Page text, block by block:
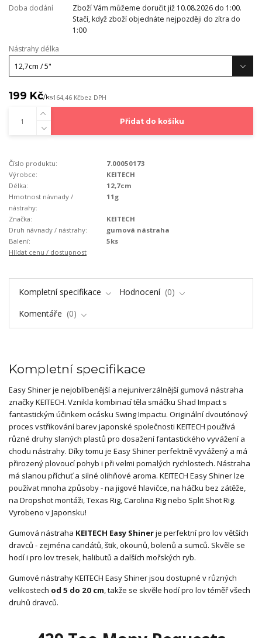
Doba dodání
Zboží Vám můžeme doručit již 10.08.2026 do 1:00.
Stačí, když zboží objednáte nejpozději do zítra do
1:00
Nástrahy délka
199 Kč/ks164,46 Kčbez DPH
Přidat do košíku
Číslo produktu:
7.00050173
Výrobce:
KEITECH
Délka:
12,7cm
Hmotnost návnady /
nástrahy:
11g
Značka:
KEITECH
Druh návnady / nástrahy:
gumová nástraha
Balení:
5ks
Hlídat cenu / dostupnost
Kompletní specifikace Hodnocení
0
Komentáře
0
Kompletní specifikace
Easy Shiner je nejoblíbenější a nejuniverzálnější gumová nástraha
značky KEITECH. Vznikla kombinací těla smáčku Shad Impact s
fantastickým účinkem ocásku Swing Impactu. Originální dvoutónový
proces vstřikování barev japonské společnosti KEITECH používá
různé druhy slaných plastů pro dosažení fantastického vyvážení a
chodu nástrahy. Díky tomu je Easy Shiner perfektně vyvážený a má
přirozený plovoucí pohyb i při velmi pomalých rychlostech. Nástraha
má slanou příchuť a silné olihňové aroma. KEITECH Easy Shiner lze
používat mnoha způsoby - na jigové hlavičce, na háčku bez zátěže,
na Dropshot montáži, Texas Rig, Carolina Rig nebo Split Shot Rig.
Vyrobeno v Japonsku!
Gumová nástraha KEITECH Easy Shinerje perfektní pro lov větších
dravců - zejména candátů, štik, okounů, bolenů a sumců. Skvěle se
hodí i pro lov tresek, halibutů a dalších mořských ryb.
Gumové nástrahy KEITECH Easy Shiner jsou dostupné v různých
velikostech od 5 do 20 cm, takže se skvěle hodí pro lov téměř všech
druhů dravců.